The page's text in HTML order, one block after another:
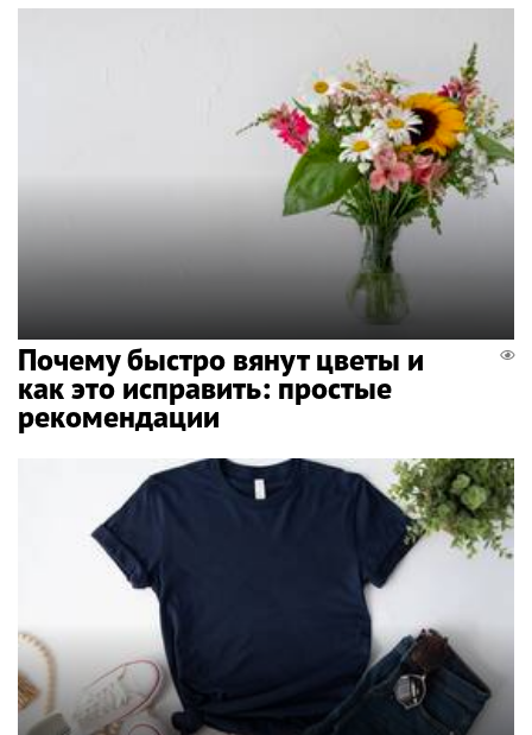
Почему быстро вянут цветы и
как это исправить: простые
рекомендации